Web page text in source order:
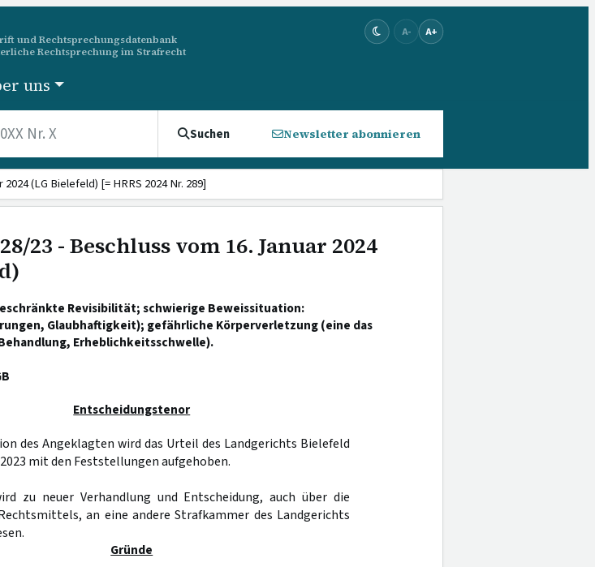
und Rechtsprechungsdatenbank
Rechtsprechung im Strafrecht
A- A+
uns
Suchen Newsletter abonnieren
2024 (LG Bielefeld) [= HRRS 2024 Nr. 289]
23 - Beschluss vom 16. Januar 2024
Revisibilität; schwierige Beweissituation:
Glaubhaftigkeit); gefährliche Körperverletzung (eine das
Erheblichkeitsschwelle).
Entscheidungstenor
des Angeklagten wird das Urteil des Landgerichts Bielefeld
mit den Feststellungen aufgehoben.
zu neuer Verhandlung und Entscheidung, auch über die
an eine andere Strafkammer des Landgerichts
Gründe